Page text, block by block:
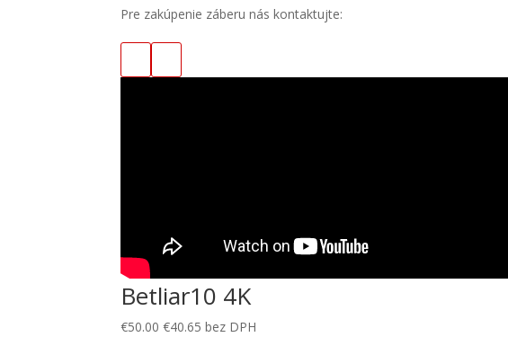
Pre zakúpenie záberu nás kontaktujte:
Betliar10 4K
€50.00 €40.65 bez DPH